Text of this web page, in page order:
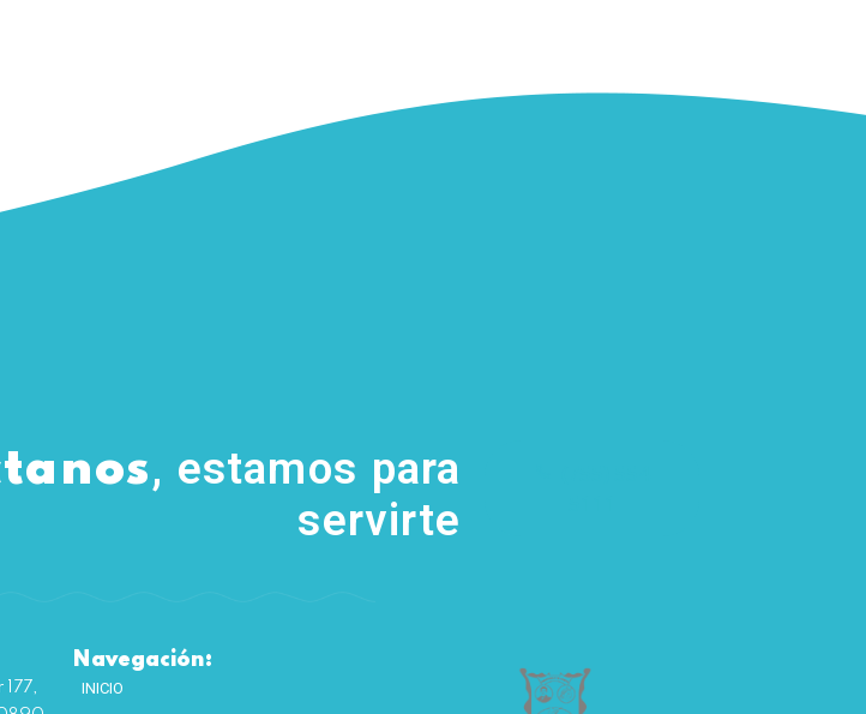
, estamos para
servirte
Navegación:
INICIO